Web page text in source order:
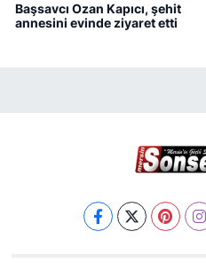
Başsavcı Ozan Kapıcı, şehit
annesini evinde ziyaret etti